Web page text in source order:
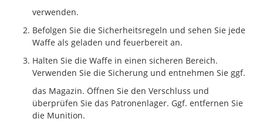
verwenden.
Befolgen Sie die Sicherheitsregeln und sehen Sie jede
Waffe als geladen und feuerbereit an.
Halten Sie die Waffe in einen sicheren Bereich.
Verwenden Sie die Sicherung und entnehmen Sie ggf.
das Magazin. Öffnen Sie den Verschluss und
überprüfen Sie das Patronenlager. Ggf. entfernen Sie
die Munition.